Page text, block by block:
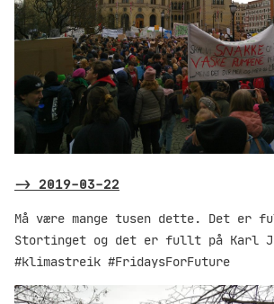
-> 2019-03-22
Må være mange tusen dette. Det er
Stortinget og det er fullt på Karl
#klimastreik #FridaysForFuture